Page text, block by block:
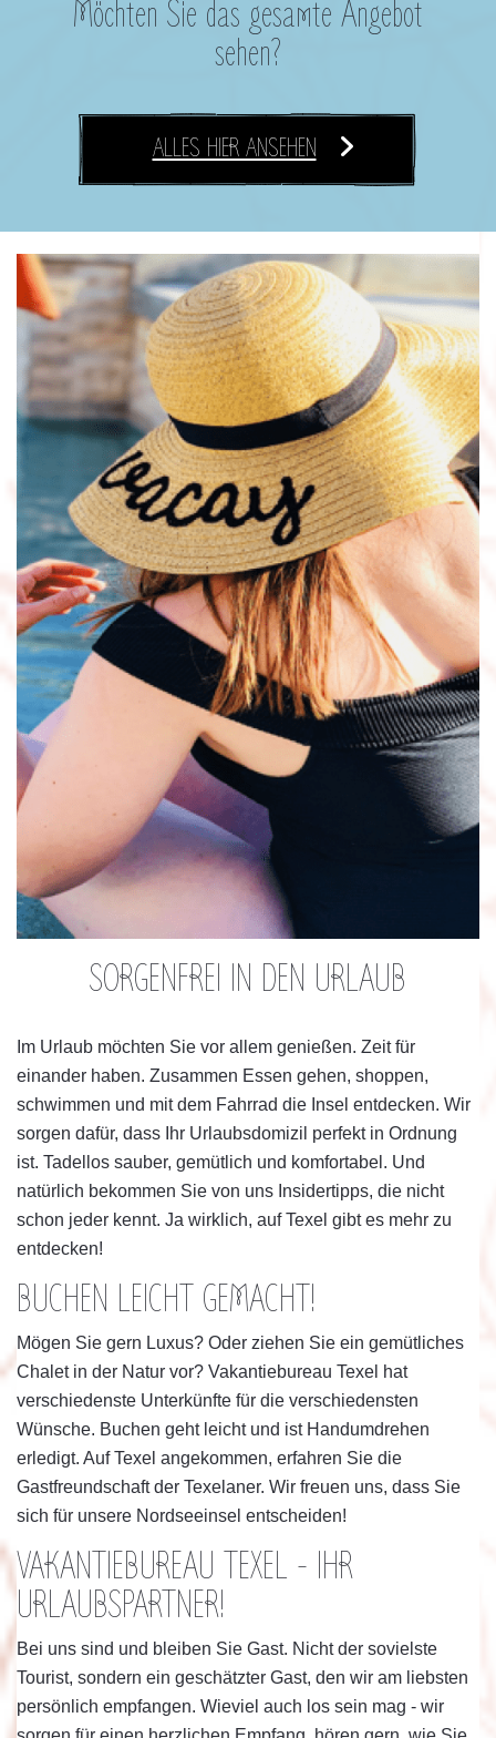
Möchten Sie das gesamte Angebot
sehen?
ALLES HIER ANSEHEN
SORGENFREI IN DEN URLAUB
Im Urlaub möchten Sie vor allem genießen. Zeit für
einander haben. Zusammen Essen gehen, shoppen,
schwimmen und mit dem Fahrrad die Insel entdecken. Wir
sorgen dafür, dass Ihr Urlaubsdomizil perfekt in Ordnung
ist. Tadellos sauber, gemütlich und komfortabel. Und
natürlich bekommen Sie von uns Insidertipps, die nicht
schon jeder kennt. Ja wirklich, auf Texel gibt es mehr zu
entdecken!
BUCHEN LEICHT GEMACHT!
Mögen Sie gern Luxus? Oder ziehen Sie ein gemütliches
Chalet in der Natur vor? Vakantiebureau Texel hat
verschiedenste Unterkünfte für die verschiedensten
Wünsche. Buchen geht leicht und ist Handumdrehen
erledigt. Auf Texel angekommen, erfahren Sie die
Gastfreundschaft der Texelaner. Wir freuen uns, dass Sie
sich für unsere Nordseeinsel entscheiden!
VAKANTIEBUREAU TEXEL - IHR
URLAUBSPARTNER!
Bei uns sind und bleiben Sie Gast. Nicht der sovielste
Tourist, sondern ein geschätzter Gast, den wir am liebsten
persönlich empfangen. Wieviel auch los sein mag - wir